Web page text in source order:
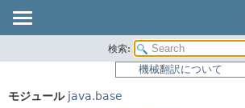
パッケージ
サマリー:
ネスト済
検索:
機械翻訳について
モジュール java.base